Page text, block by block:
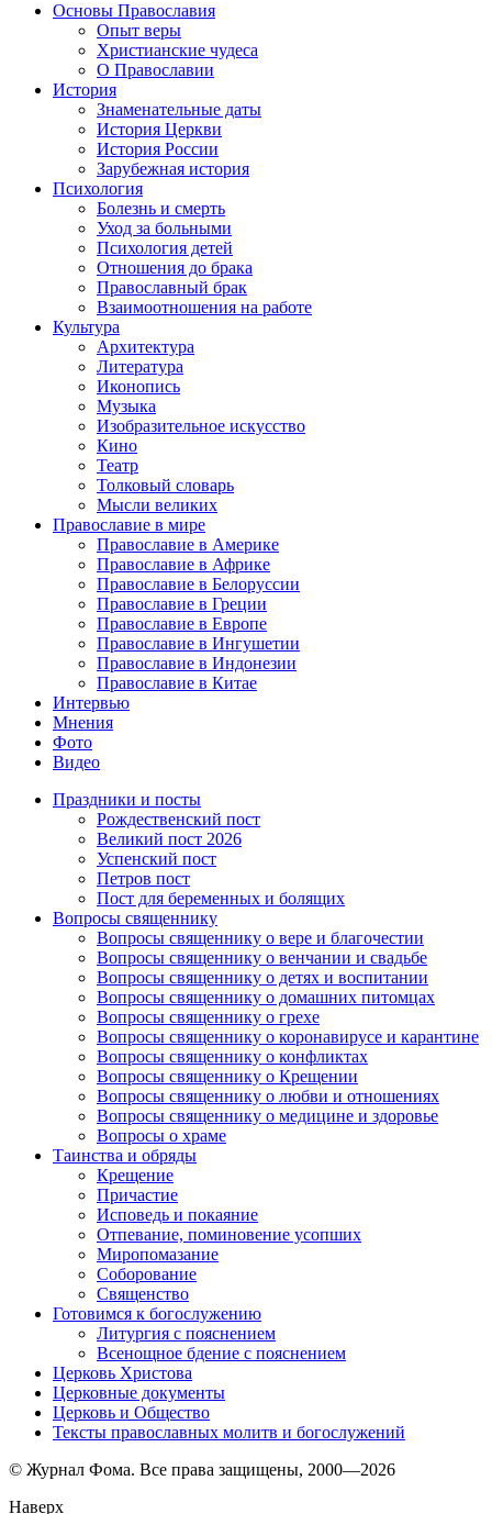
Основы Православия
Опыт веры
Христианские чудеса
О Православии
История
Знаменательные даты
История Церкви
История России
Зарубежная история
Психология
Болезнь и смерть
Уход за больными
Психология детей
Отношения до брака
Православный брак
Взаимоотношения на работе
Культура
Архитектура
Литература
Иконопись
Музыка
Изобразительное искусство
Кино
Театр
Толковый словарь
Мысли великих
Православие в мире
Православие в Америке
Православие в Африке
Православие в Белоруссии
Православие в Греции
Православие в Европе
Православие в Ингушетии
Православие в Индонезии
Православие в Китае
Интервью
Мнения
Фото
Видео
Праздники и посты
Рождественский пост
Великий пост 2026
Успенский пост
Петров пост
Пост для беременных и болящих
Вопросы священнику
Вопросы священнику о вере и благочестии
Вопросы священнику о венчании и свадьбе
Вопросы священнику о детях и воспитании
Вопросы священнику о домашних питомцах
Вопросы священнику о грехе
Вопросы священнику о коронавирусе и карантине
Вопросы священнику о конфликтах
Вопросы священнику о Крещении
Вопросы священнику о любви и отношениях
Вопросы священнику о медицине и здоровье
Вопросы о храме
Таинства и обряды
Крещение
Причастие
Исповедь и покаяние
Отпевание, поминовение усопших
Миропомазание
Соборование
Священство
Готовимся к богослужению
Литургия с пояснением
Всенощное бдение с пояснением
Церковь Христова
Церковные документы
Церковь и Общество
Тексты православных молитв и богослужений
© Журнал Фома. Все права защищены, 2000—2026
Наверх